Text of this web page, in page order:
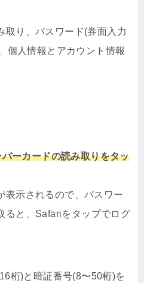
取り、パスワード(券面入力
個人情報とアカウント情報
ーカードの読み取りをタッ
表示されるので、パスワー
ると、Safariをタップでログ
桁)と暗証番号(8〜50桁)を